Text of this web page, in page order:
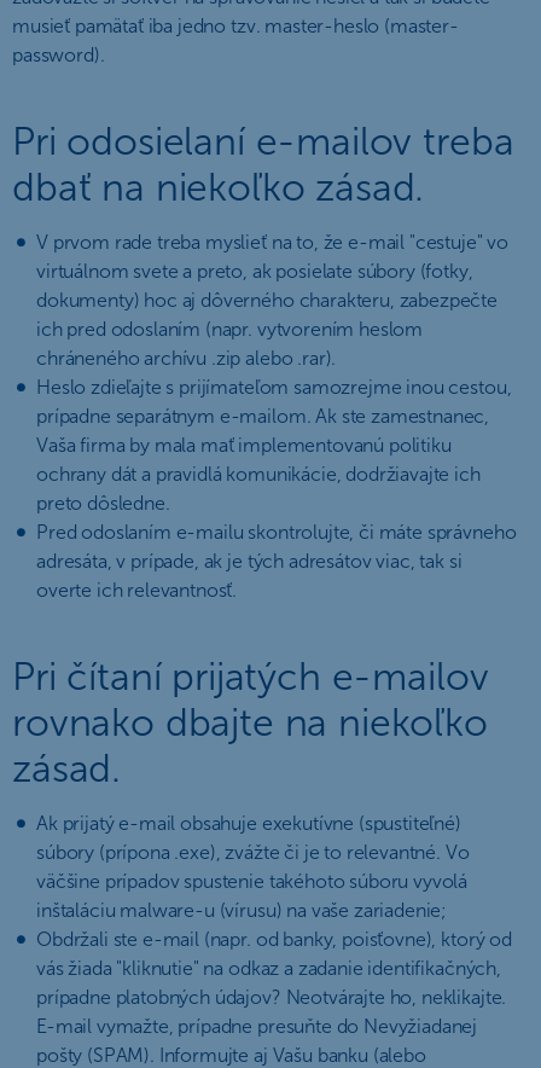
musieť pamätať iba jedno tzv. master-heslo (master-
password).
Pri odosielaní e-mailov treba
dbať na niekoľko zásad.
V prvom rade treba myslieť na to, že e-mail cestuje vo
virtuálnom svete a preto, ak posielate súbory (fotky,
dokumenty) hoc aj dôverného charakteru, zabezpečte
ich pred odoslaním (napr. vytvorením heslom
chráneného archívu .zip alebo .rar).
Heslo zdieľajte s prijímateľom samozrejme inou cestou,
prípadne separátnym e-mailom. Ak ste zamestnanec,
Vaša firma by mala mať implementovanú politiku
ochrany dát a pravidlá komunikácie, dodržiavajte ich
preto dôsledne.
Pred odoslaním e-mailu skontrolujte, či máte správneho
adresáta, v prípade, ak je tých adresátov viac, tak si
overte ich relevantnosť.
Pri čítaní prijatých e-mailov
rovnako dbajte na niekoľko
zásad.
Ak prijatý e-mail obsahuje exekutívne (spustiteľné)
súbory (prípona .exe), zvážte či je to relevantné. Vo
väčšine prípadov spustenie takéhoto súboru vyvolá
inštaláciu malware-u (vírusu) na vaše zariadenie;
Obdržali ste e-mail (napr. od banky, poisťovne), ktorý od
vás žiada kliknutie na odkaz a zadanie identifikačných,
prípadne platobných údajov? Neotvárajte ho, neklikajte.
E-mail vymažte, prípadne presuňte do Nevyžiadanej
pošty (SPAM). Informujte aj Vašu banku (alebo